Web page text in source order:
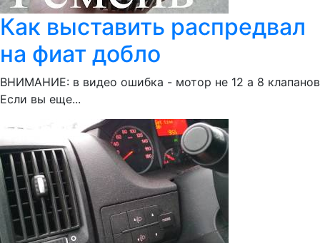
Как выставить распредвал
на фиат добло
ВНИМАНИЕ: в видео ошибка - мотор не 12 а 8 клапанов
Если вы еще...